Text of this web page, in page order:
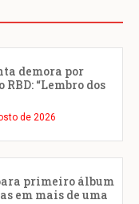
demora por
“Lembro dos
de 2026
primeiro álbum
em mais de uma